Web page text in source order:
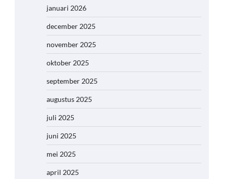
januari 2026
december 2025
november 2025
oktober 2025
september 2025
augustus 2025
juli 2025
juni 2025
mei 2025
april 2025